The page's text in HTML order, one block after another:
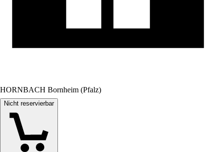
HORNBACH Bornheim (Pfalz)
Nicht reservierbar